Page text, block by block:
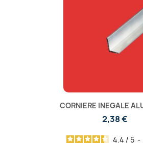
CORNIERE INEGALE
2,38 €
4.4 / 5 -